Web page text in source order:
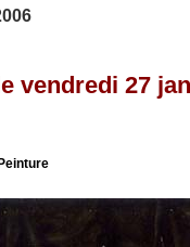
vendredi 27
Peinture